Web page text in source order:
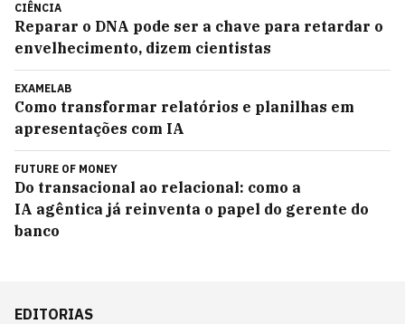
CIÊNCIA
Reparar o DNA pode ser a chave para retardar o
envelhecimento, dizem cientistas
EXAMELAB
Como transformar relatórios e planilhas em
apresentações com IA
FUTURE OF MONEY
Do transacional ao relacional: como a
IA agêntica já reinventa o papel do gerente do
banco
EDITORIAS